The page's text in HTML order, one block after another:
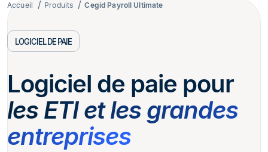
Accueil Produits Cegid Payroll Ultimate
LOGICIEL DE PAIE
Logiciel de paie pour
les ETI et les grandes
entreprises